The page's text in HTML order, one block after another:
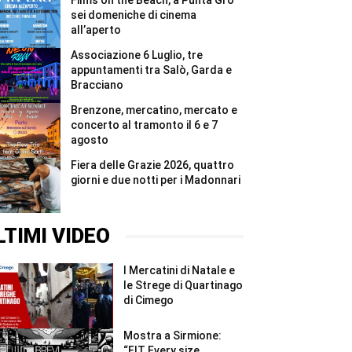
#Shorts
in
quattro
giorni
tutti
i
5.000
pettorali
#Shorts
sei domeniche di cinema
all’aperto
Associazione 6 Luglio, tre
appuntamenti tra Salò, Garda e
Bracciano
Brenzone, mercatino, mercato e
concerto al tramonto il 6 e 7
agosto
Fiera delle Grazie 2026, quattro
giorni e due notti per i Madonnari
VIDEO
I Mercatini di Natale e
le Strege di Quartinago
di Cimego
Mostra a Sirmione: